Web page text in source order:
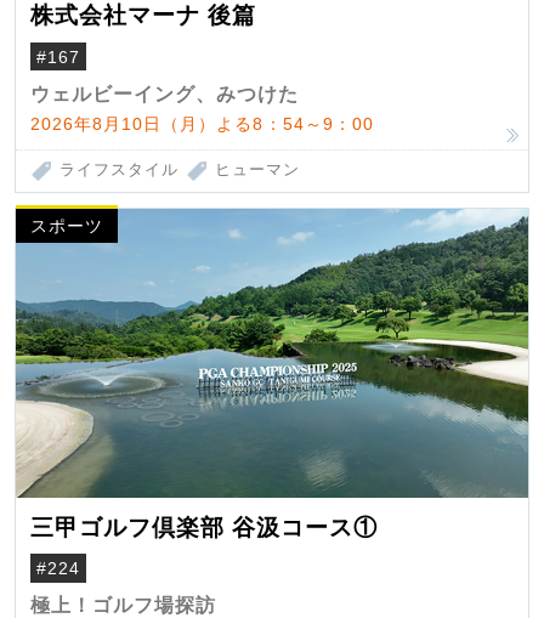
株式会社マーナ 後篇
#167
ウェルビーイング、みつけた
2026年8月10日（月）よる8：54～9：00
ライフスタイル ヒューマン
スポーツ
三甲ゴルフ倶楽部 谷汲コース①
#224
極上！ゴルフ場探訪